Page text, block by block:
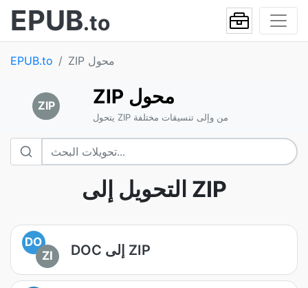
EPUB.to
EPUB.to ZIP محول
ZIP ZIP محول
يتحول ZIP من وإلى تنسيقات مختلفة
التحويل إلى ZIP
DO
ZI
DOC إلى ZIP